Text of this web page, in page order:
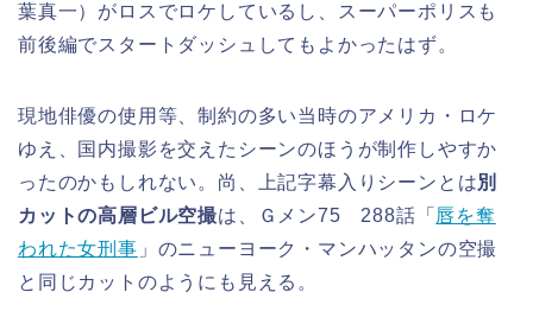
葉真一）がロスでロケしているし、スーパーポリスも
前後編でスタートダッシュしてもよかったはず。
現地俳優の使用等、制約の多い当時のアメリカ・ロケ
ゆえ、国内撮影を交えたシーンのほうが制作しやすか
ったのかもしれない。尚、上記字幕入りシーンとは別
カットの高層ビル空撮は、Ｇメン75 288話「 唇を奪
われた女刑事 」のニューヨーク・マンハッタンの空撮
と同じカットのようにも見える。